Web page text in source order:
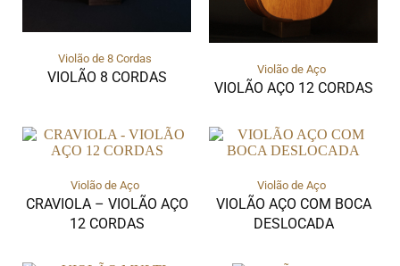
Violão de 8 Cordas
VIOLÃO 8 CORDAS Violão de Aço
VIOLÃO AÇO 12 CORDAS
Violão de Aço
CRAVIOLA – VIOLÃO AÇO
12 CORDAS
Violão de Aço
VIOLÃO AÇO COM BOCA
DESLOCADA